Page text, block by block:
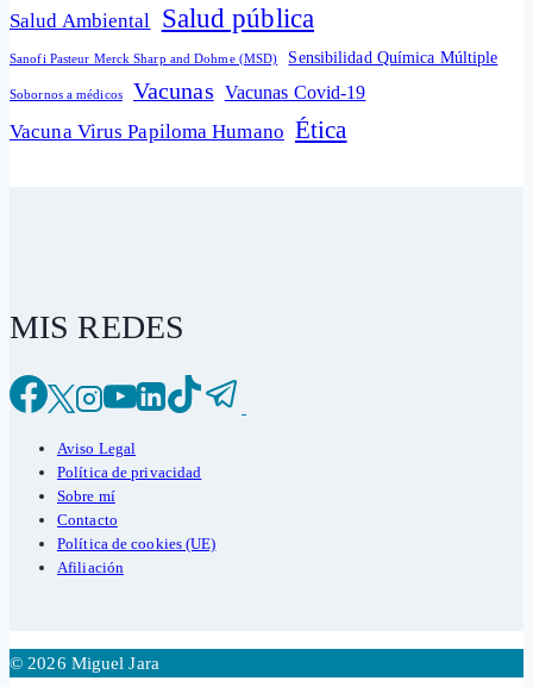
Salud Ambiental Salud pública
Sanofi Pasteur Merck Sharp and Dohme (MSD) Sensibilidad Química Múltiple
Sobornos a médicos Vacunas Vacunas Covid-19
Vacuna Virus Papiloma Humano Ética
MIS REDES
Aviso Legal
Política de privacidad
Sobre mí
Contacto
Política de cookies (UE)
Afiliación
© 2026 Miguel Jara